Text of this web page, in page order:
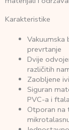
Karakteristike
Vakuumska
prevrtanje
Dvije
različitih
Zaobljene
Siguran
PVC-a i
Otporan na